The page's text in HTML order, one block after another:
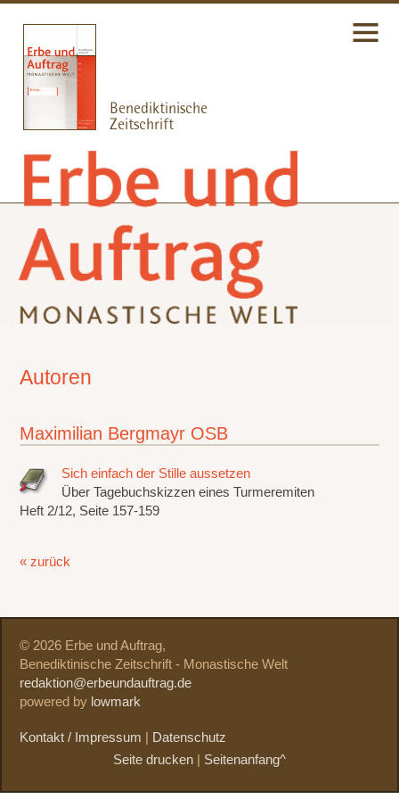
Autoren
Maximilian Bergmayr OSB
Sich einfach der Stille aussetzen
Über Tagebuchskizzen eines Turmeremiten
Heft 2/12, Seite 157-159
« zurück
© 2026 Erbe und Auftrag,
Benediktinische Zeitschrift - Monastische Welt
redaktion@erbeundauftrag.de
powered by lowmark
Kontakt / Impressum
Datenschutz
Seite drucken
Seitenanfang^